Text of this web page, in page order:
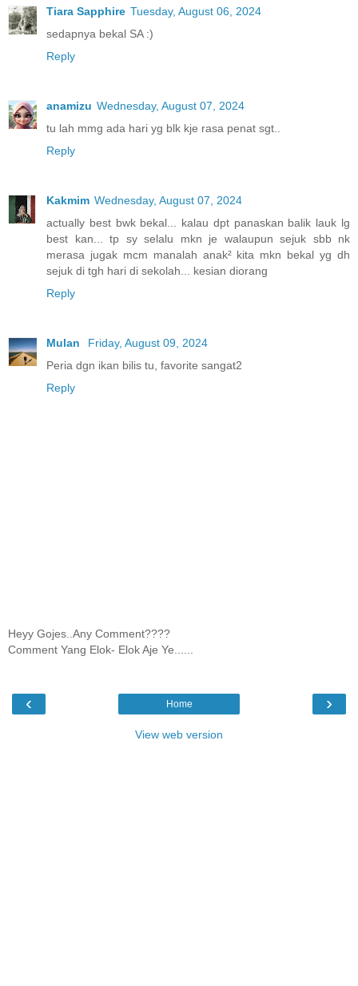
Tiara Sapphire Tuesday, August 06, 2024
sedapnya bekal SA :)
Reply
anamizu Wednesday, August 07, 2024
tu lah mmg ada hari yg blk kje rasa penat sgt..
Reply
Kakmim Wednesday, August 07, 2024
actually best bwk bekal... kalau dpt panaskan balik lauk lg
best kan... tp sy selalu mkn je walaupun sejuk sbb nk
merasa jugak mcm manalah anak² kita mkn bekal yg dh
sejuk di tgh hari di sekolah... kesian diorang
Reply
Mulan
Friday, August 09, 2024
Peria dgn ikan bilis tu, favorite sangat2
Reply
Heyy Gojes..Any Comment????
Comment Yang Elok- Elok Aje Ye......
‹ ›
Home
View web version